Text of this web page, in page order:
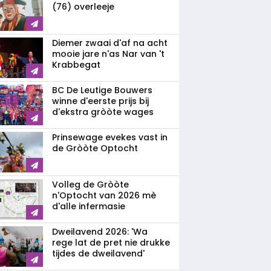
(76) overleeje
Diemer zwaai d'af na acht
mooie jare n'as Nar van 't
Krabbegat
BC De Leutige Bouwers
winne d'eerste prijs bij
d'ekstra gròòte wages
Prinsewage evekes vast in
de Gròòte Optocht
Volleg de Gròòte
n'Optocht van 2026 mè
d'alle infermasie
Dweilavend 2026: 'Wa
rege lat de pret nie drukke
tijdes de dweilavend'